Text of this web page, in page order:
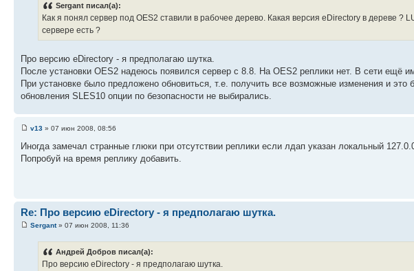
Sergant писал(а):
Как я понял сервер под OES2 ставили в рабочее дерево. Какая версия eDirectory в дереве
сервере есть ?
Про версию eDirectory - я предполагаю шутка.
После установки OES2 надеюсь появился сервер с 8.8. На OES2 реплики нет. В сети ещё
При установке было предложено обновиться, т.е. получить все возможные изменения и
обновления SLES10 опции по безопасности не выбирались.
v13 » 07 июн 2008, 08:56
Иногда замечал странные глюки при отсутствии реплики если лдап указан локальный
Попробуй на время реплику добавить.
Re: Про версию eDirectory - я предполагаю шутка.
Sergant» 07 июн 2008, 11:36
Андрей Добров писал(а):
Про версию eDirectory - я предполагаю шутка.